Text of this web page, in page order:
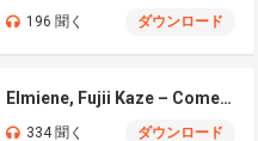
196 聞く ダウンロード
Elmiene, Fujii Kaze – Comets Gold
334 聞く ダウンロード